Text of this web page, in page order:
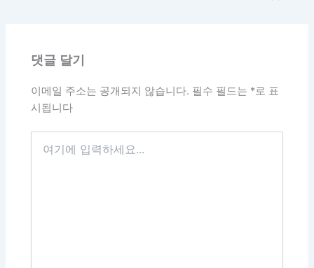
댓글 달기
이메일 주소는 공개되지 않습니다. 필수 필드는 *로 표
시됩니다